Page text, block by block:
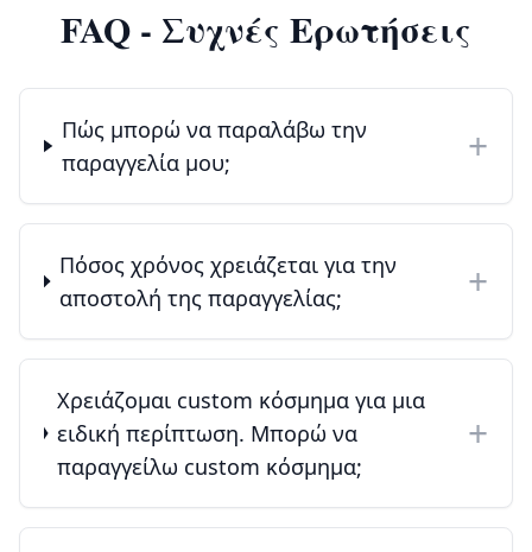
FAQ - Συχνές Ερωτήσεις
Πώς μπορώ να παραλάβω την
παραγγελία μου;
+
Πόσος χρόνος χρειάζεται για την
αποστολή της παραγγελίας;
+
Χρειάζομαι custom κόσμημα για μια
ειδική περίπτωση. Μπορώ να
παραγγείλω custom κόσμημα;
+